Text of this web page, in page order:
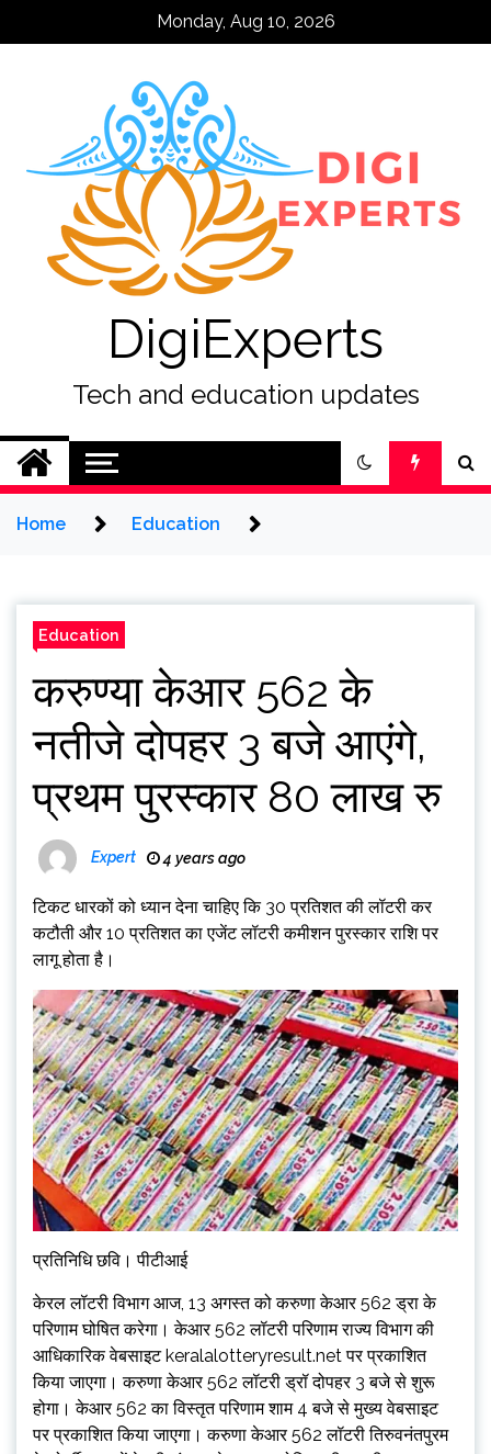
Monday, Aug 10, 2026
DigiExperts
Tech and education updates
Home Education
Education
करुण्या केआर 562 के
नतीजे दोपहर 3 बजे आएंगे,
प्रथम पुरस्कार 80 लाख रु
Expert 4 years ago
टिकट धारकों को ध्यान देना चाहिए कि 30 प्रतिशत की लॉटरी कर
कटौती और 10 प्रतिशत का एजेंट लॉटरी कमीशन पुरस्कार राशि पर
लागू होता है।
प्रतिनिधि छवि। पीटीआई
केरल लॉटरी विभाग आज, 13 अगस्त को करुणा केआर 562 ड्रा के
परिणाम घोषित करेगा। केआर 562 लॉटरी परिणाम राज्य विभाग की
आधिकारिक वेबसाइट keralalotteryresult.net पर प्रकाशित
किया जाएगा। करुणा केआर 562 लॉटरी ड्रॉ दोपहर 3 बजे से शुरू
होगा। केआर 562 का विस्तृत परिणाम शाम 4 बजे से मुख्य वेबसाइट
पर प्रकाशित किया जाएगा। करुणा केआर 562 लॉटरी तिरुवनंतपुरम